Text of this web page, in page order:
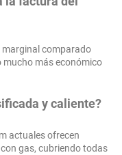
marginal comparado
mucho más económico
y caliente?
actuales ofrecen
gas, cubriendo todas